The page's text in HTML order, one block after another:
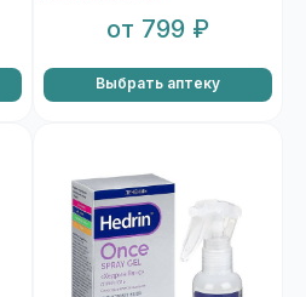
от 799 ₽
Выбрать аптеку